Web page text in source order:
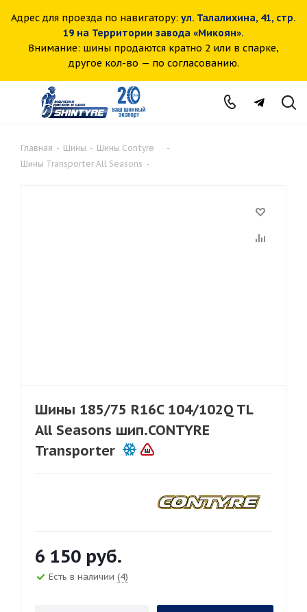
Адрес для проезда по навигатору: ул. Талалихина, 41, стр.
19 на Территории завода «Микоян».
Внимание: шины продаются кратно 2 или в спарке,
другое кол-во — по согласованию.
Главная - Шины - Шины Contyre
-
Шины Transporter All Seasons -
Шины 185/75 R16C 104/102Q TL
All Seasons шип.CONTYRE
Transporter
6 150 руб.
Есть в наличии (4)